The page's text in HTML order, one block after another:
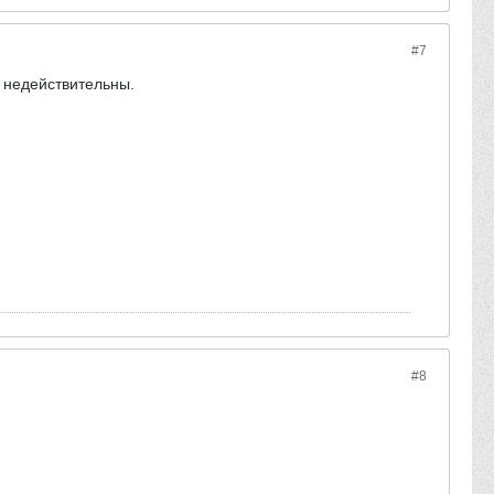
#7
#8